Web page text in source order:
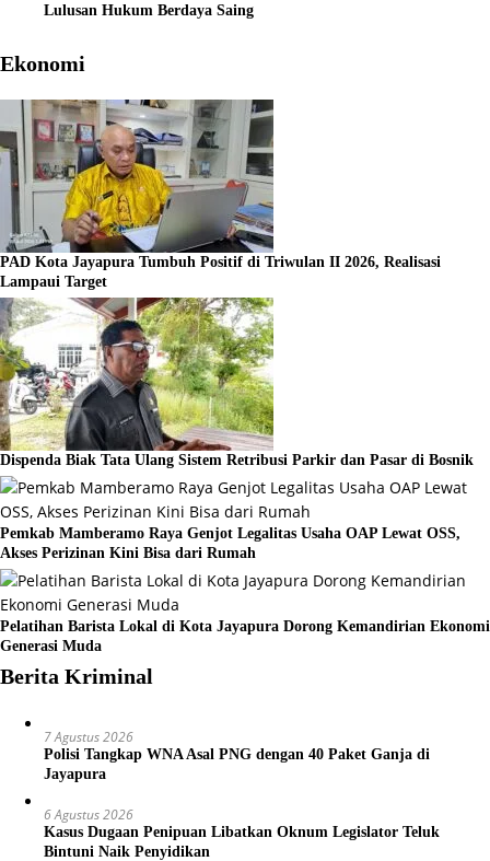
Lulusan Hukum Berdaya Saing
Ekonomi
PAD Kota Jayapura Tumbuh Positif di Triwulan II 2026, Realisasi
Lampaui Target
Dispenda Biak Tata Ulang Sistem Retribusi Parkir dan Pasar di Bosnik
Pemkab Mamberamo Raya Genjot Legalitas Usaha OAP Lewat OSS,
Akses Perizinan Kini Bisa dari Rumah
Pelatihan Barista Lokal di Kota Jayapura Dorong Kemandirian Ekonomi
Generasi Muda
Berita Kriminal
7 Agustus 2026
Polisi Tangkap WNA Asal PNG dengan 40 Paket Ganja di
Jayapura
6 Agustus 2026
Kasus Dugaan Penipuan Libatkan Oknum Legislator Teluk
Bintuni Naik Penyidikan